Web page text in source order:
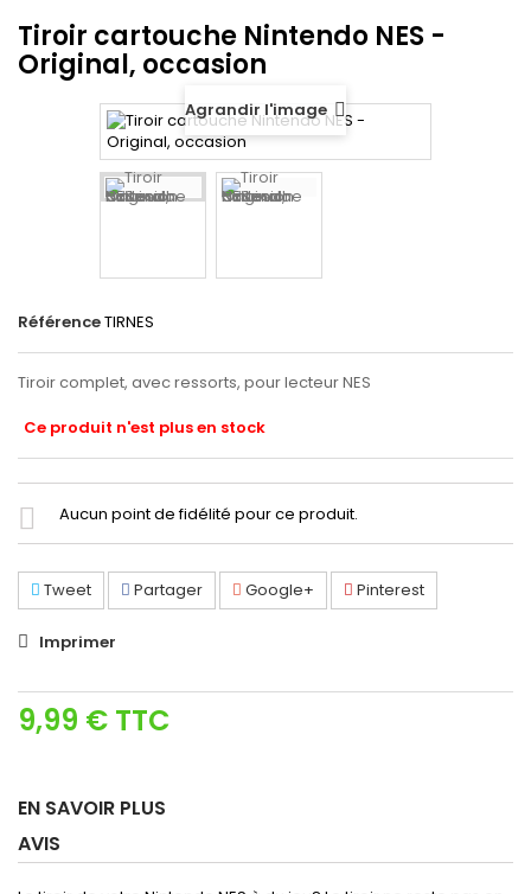
Tiroir cartouche Nintendo NES -
Original, occasion
Agrandir l'image
RéférenceTIRNES
Tiroir complet, avec ressorts, pour lecteur NES
Ce produit n'est plus en stock
Aucun point de fidélité pour ce produit.
Tweet Partager Google+ Pinterest
Imprimer
9,99 € TTC
EN SAVOIR PLUS
AVIS